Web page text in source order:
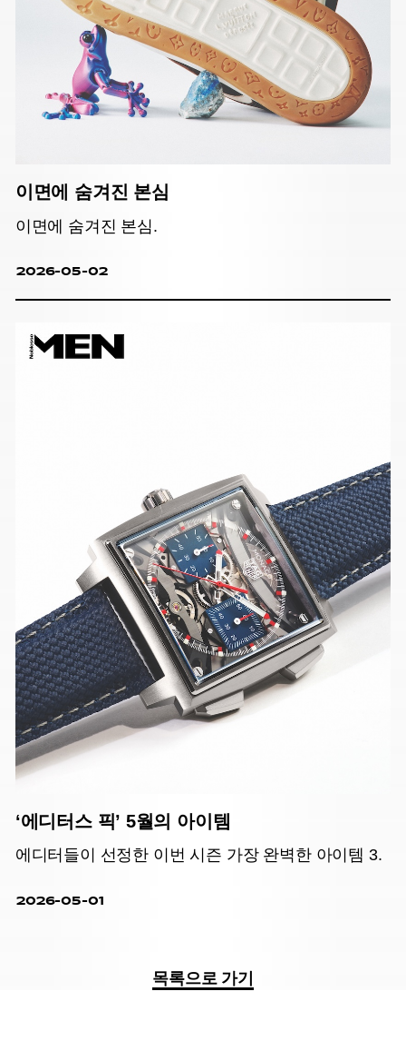
이면에 숨겨진 본심
이면에 숨겨진 본심.
2026-05-02
‘에디터스 픽’ 5월의 아이템
에디터들이 선정한 이번 시즌 가장 완벽한 아이템 3.
2026-05-01
목록으로 가기